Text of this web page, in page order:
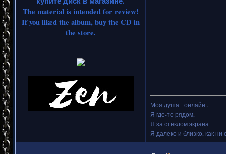
The material is intended for review!
If you liked the album, buy the CD in
the store.
Моя душа - онлайн..
Я где-то рядом,
Я за стеклом экрана
Я далеко и близко, как ни
===